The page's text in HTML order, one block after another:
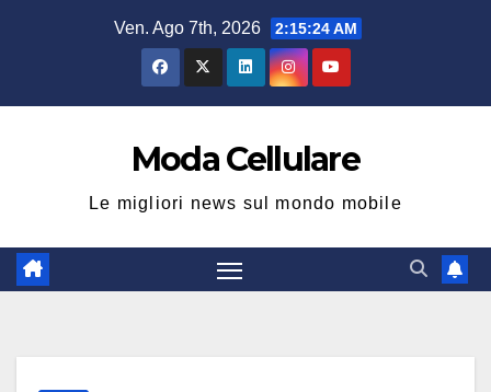
Ven. Ago 7th, 2026 2:15:25 AM
Moda Cellulare
Le migliori news sul mondo mobile